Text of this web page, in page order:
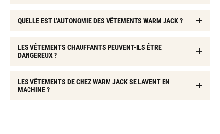
QUELLE EST L’AUTONOMIE DES VÊTEMENTS WARM JACK ?
LES VÊTEMENTS CHAUFFANTS PEUVENT-ILS ÊTRE
DANGEREUX ?
LES VÊTEMENTS DE CHEZ WARM JACK SE LAVENT EN
MACHINE ?